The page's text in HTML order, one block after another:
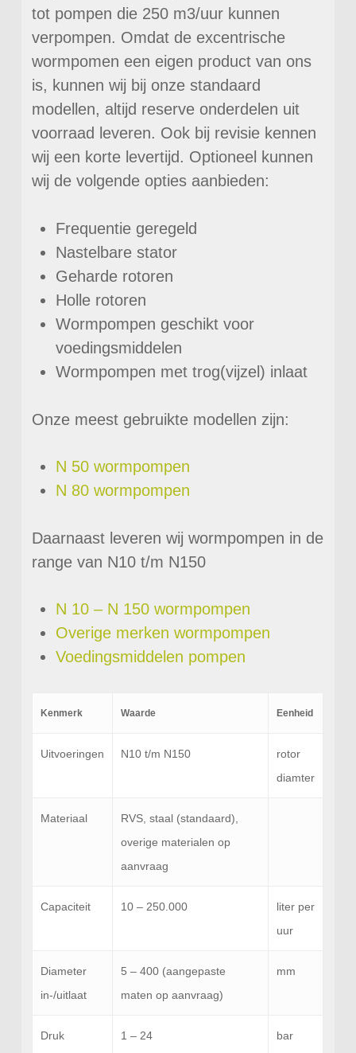
tot pompen die 250 m3/uur kunnen
verpompen. Omdat de excentrische
wormpomen een eigen product van ons
is, kunnen wij bij onze standaard
modellen, altijd reserve onderdelen uit
voorraad leveren. Ook bij revisie kennen
wij een korte levertijd. Optioneel kunnen
wij de volgende opties aanbieden:
Frequentie geregeld
Nastelbare stator
Geharde rotoren
Holle rotoren
Wormpompen geschikt voor
voedingsmiddelen
Wormpompen met trog(vijzel) inlaat
Onze meest gebruikte modellen zijn:
N 50 wormpompen
N 80 wormpompen
Daarnaast leveren wij wormpompen in de
range van N10 t/m N150
N 10 – N 150 wormpompen
Overige merken wormpompen
Voedingsmiddelen pompen
Kenmerk Waarde Eenheid
Uitvoeringen N10 t/m N150
rotor
diamter
Materiaal
RVS, staal (standaard),
overige materialen op
aanvraag
Capaciteit 10 – 250.000
liter per
uur
Diameter
in-/uitlaat
5 – 400 (aangepaste
maten op aanvraag)
mm
Druk 1 – 24 bar